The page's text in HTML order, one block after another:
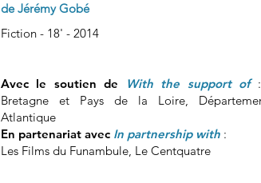
de Jérémy Gobé
Fiction - 18' - 2014
Avec le soutien de With the support of :
Bretagne et Pays de la Loire,
Atlantique
En partenariat avec In partnership with :
Les Films du Funambule, Le Centquatre